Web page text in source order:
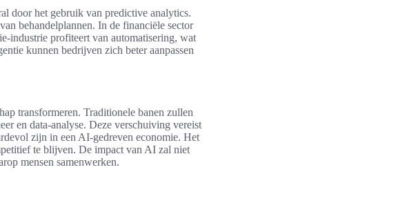
door het gebruik van predictive analytics.
behandelplannen. In de financiële sector
industrie profiteert van automatisering, wat
kunnen bedrijven zich beter aanpassen
transformeren. Traditionele banen zullen
en data-analyse. Deze verschuiving vereist
zijn in een AI-gedreven economie. Het
te blijven. De impact van AI zal niet
mensen samenwerken.